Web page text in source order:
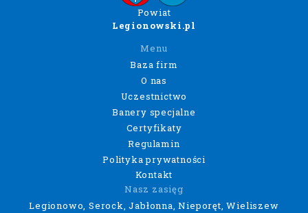
Powiat
Legionowski.pl
Menu
Baza firm
O nas
Uczestnictwo
Banery specjalne
Certyfikaty
Regulamin
Polityka prywatności
Kontakt
Nasz zasięg
Legionowo, Serock, Jabłonna, Nieporęt, Wieliszew